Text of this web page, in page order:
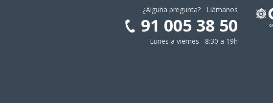
¿Alguna pregunta? Llámanos
91 005 38 50
Lunes a viernes 8:30 a 19h